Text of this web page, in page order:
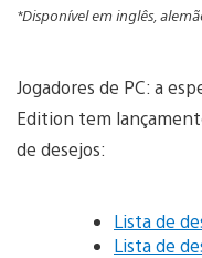
*Disponível em inglês,
Jogadores de PC: a
Edition tem
de desejos:
Lista de
Lista de